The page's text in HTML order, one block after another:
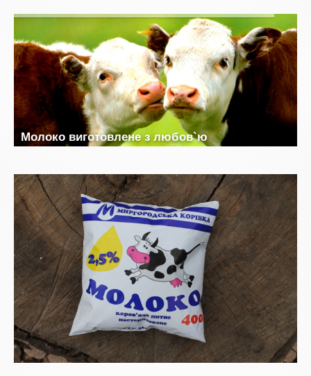
Молоко виготовлене з любов`ю